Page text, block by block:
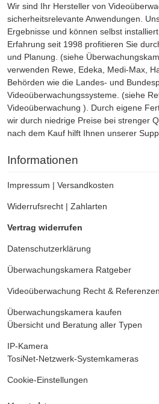
Wir sind Ihr Hersteller von
sicherheitsrelevante Anwendungen.
Ergebnisse und können selbst
Erfahrung seit 1998 profitieren Sie
und Planung. (siehe
verwenden Rewe, Edeka, Medi-Max,
Behörden wie die Landes- und
Videoüberwachungssysteme. (siehe
Videoüberwachung ). Durch eigene
wir durch niedrige Preise bei strenger
nach dem Kauf hilft Ihnen unserer
Informationen
Impressum | Versandkosten
Widerrufsrecht | Zahlarten
Vertrag widerrufen
Datenschutzerklärung
Überwachungskamera Ratgeber
Videoüberwachung Recht & Referenzen
Überwachungskamera kaufen
Übersicht und Beratung aller Typen
IP-Kamera
TosiNet-Netzwerk-Systemkameras
Cookie-Einstellungen